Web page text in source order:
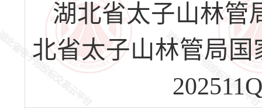
湖北省太子山林管
北省太子山林管局国